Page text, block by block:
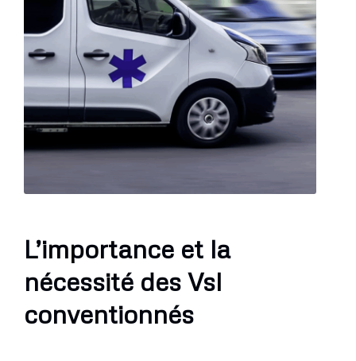
L’importance et la
nécessité des Vsl
conventionnés